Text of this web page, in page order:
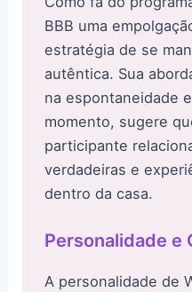
BBB uma
estratégia de se
autêntica. Sua
na espontaneidade
momento, sugere
participante
verdadeiras e
dentro da casa.
Personalidade e
A personalidade de